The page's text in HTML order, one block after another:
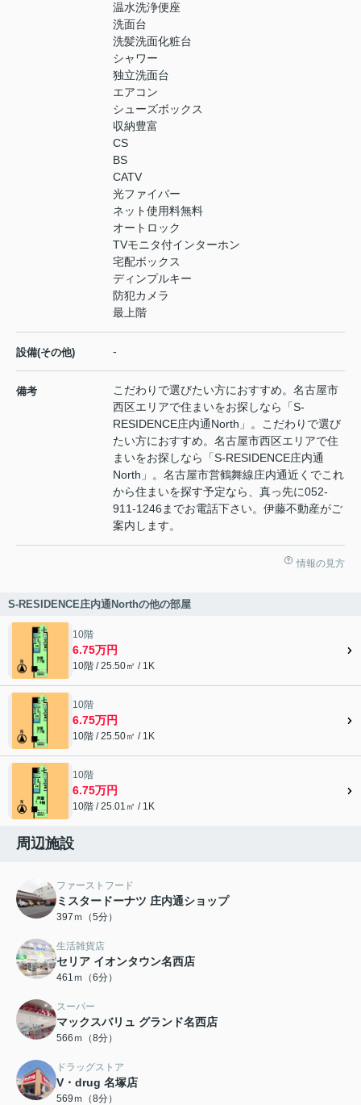
温水洗浄便座
洗面台
洗髪洗面化粧台
シャワー
独立洗面台
エアコン
シューズボックス
収納豊富
CS
BS
CATV
光ファイバー
ネット使用料無料
オートロック
TVモニタ付インターホン
宅配ボックス
ディンプルキー
防犯カメラ
最上階
設備(その他) -
備考
こだわりで選びたい方におすすめ。名古屋市
西区エリアで住まいをお探しなら「S-
RESIDENCE庄内通North」。こだわりで選び
たい方におすすめ。名古屋市西区エリアで住
まいをお探しなら「S-RESIDENCE庄内通
North」。名古屋市営鶴舞線庄内通近くでこれ
から住まいを探す予定なら、真っ先に052-
911-1246までお電話下さい。伊藤不動産がご
案内します。
情報の見方
S-RESIDENCE庄内通Northの他の部屋
10階
6.75万円
10階 / 25.50㎡ / 1K
10階
6.75万円
10階 / 25.50㎡ / 1K
10階
6.75万円
10階 / 25.01㎡ / 1K
周辺施設
ファーストフード
ミスタードーナツ 庄内通ショップ
397ｍ（5分）
生活雑貨店
セリア イオンタウン名西店
461ｍ（6分）
スーパー
マックスバリュ グランド名西店
566ｍ（8分）
ドラッグストア
V・drug 名塚店
569ｍ（8分）